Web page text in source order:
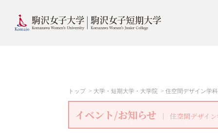
トップ 大学・短期大学・大学院 住空間デザイン学科
イベント/お知らせ 住空間デザイ